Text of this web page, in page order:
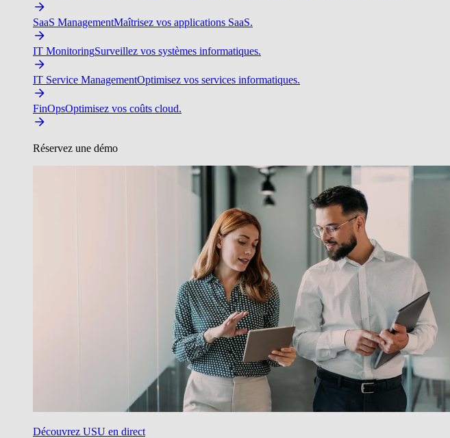
SaaS ManagementMaîtrisez vos applications SaaS.
IT MonitoringSurveillez vos systèmes informatiques.
IT Service ManagementOptimisez vos services informatiques.
FinOpsOptimisez vos coûts cloud.
Réservez une démo
Découvrez USU en direct